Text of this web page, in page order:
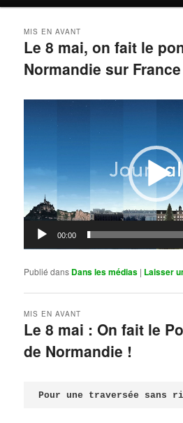
Le 8 mai, on fait le
Normandie sur
MIS EN AVANT
00:00
Publié dans Dans les médias | Laisser
Le 8 mai : On fait le
de Normandie !
MIS EN AVANT
Pour une traversée sans